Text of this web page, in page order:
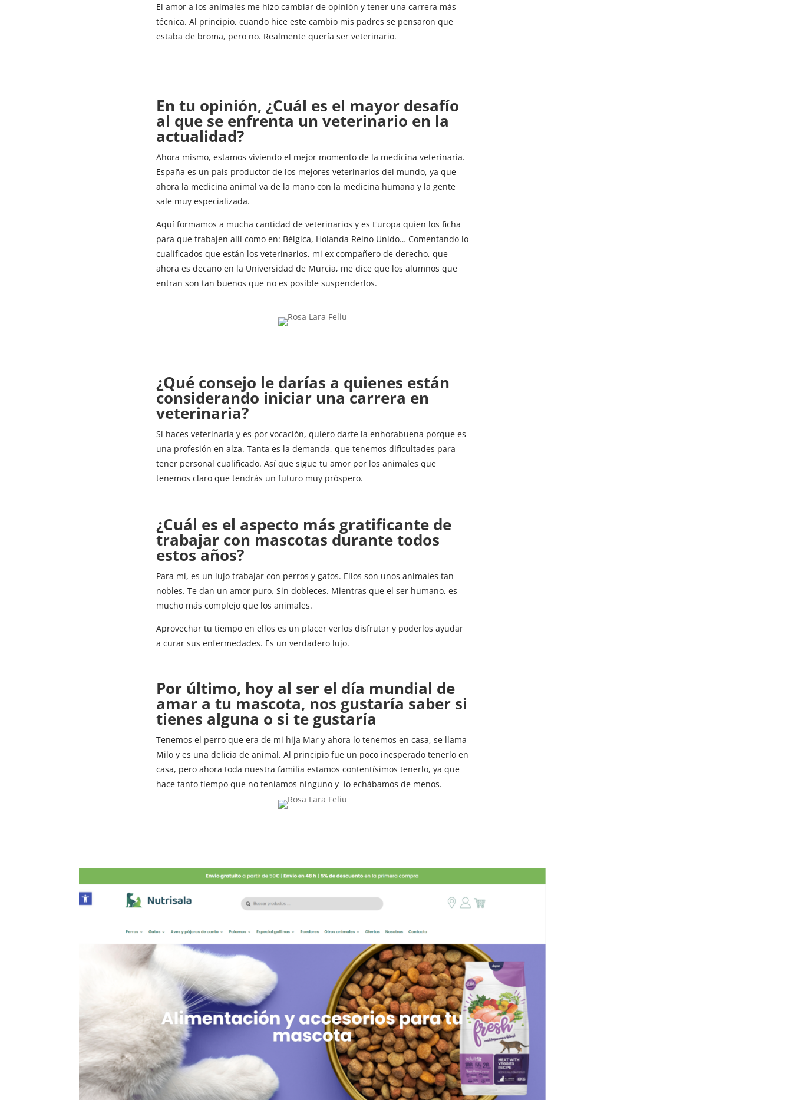
El amor a los animales me hizo cambiar de opinión y tener una carrera más
técnica. Al principio, cuando hice este cambio mis padres se pensaron que
estaba de broma, pero no. Realmente quería ser veterinario.
En tu opinión, ¿Cuál es el mayor desafío
al que se enfrenta un veterinario en la
actualidad?
Ahora mismo, estamos viviendo el mejor momento de la medicina veterinaria.
España es un país productor de los mejores veterinarios del mundo, ya que
ahora la medicina animal va de la mano con la medicina humana y la gente
sale muy especializada.
Aquí formamos a mucha cantidad de veterinarios y es Europa quien los ficha
para que trabajen allí como en: Bélgica, Holanda Reino Unido… Comentando lo
cualificados que están los veterinarios, mi ex compañero de derecho, que
ahora es decano en la Universidad de Murcia, me dice que los alumnos que
entran son tan buenos que no es posible suspenderlos.
¿Qué consejo le darías a quienes están
considerando iniciar una carrera en
veterinaria?
Si haces veterinaria y es por vocación, quiero darte la enhorabuena porque es
una profesión en alza. Tanta es la demanda, que tenemos dificultades para
tener personal cualificado. Así que sigue tu amor por los animales que
tenemos claro que tendrás un futuro muy próspero.
¿Cuál es el aspecto más gratificante de
trabajar con mascotas durante todos
estos años?
Para mí, es un lujo trabajar con perros y gatos. Ellos son unos animales tan
nobles. Te dan un amor puro. Sin dobleces. Mientras que el ser humano, es
mucho más complejo que los animales.
Aprovechar tu tiempo en ellos es un placer verlos disfrutar y poderlos ayudar
a curar sus enfermedades. Es un verdadero lujo.
Por último, hoy al ser el día mundial de
amar a tu mascota, nos gustaría saber si
tienes alguna o si te gustaría
Tenemos el perro que era de mi hija Mar y ahora lo tenemos en casa, se llama
Milo y es una delicia de animal. Al principio fue un poco inesperado tenerlo en
casa, pero ahora toda nuestra familia estamos contentísimos tenerlo, ya que
hace tanto tiempo que no teníamos ninguno y lo echábamos de menos.